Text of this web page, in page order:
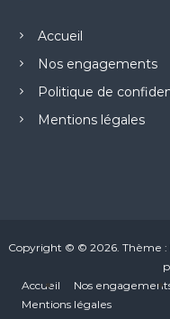
Accueil
Nos engagements
Politique de
Mentions légales
Copyright © © 2026. Thème :
Accueil
Nos
Mentions légales